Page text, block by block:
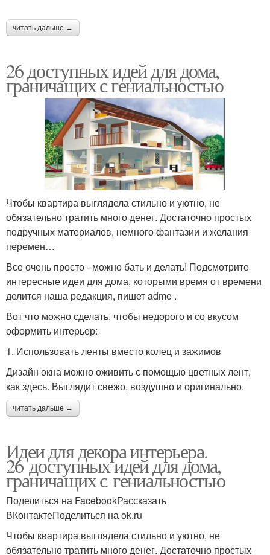
читать дальше →
26 доступных идей для дома,
граничащих с гениальностью
Чтобы квартира выглядела стильно и уютно, не
обязательно тратить много денег. Достаточно простых
подручных материалов, немного фантазии и желания
перемен…
Все очень просто - можно бать и делать! Подсмотрите
интересные идеи для дома, которыми время от времени
делится наша редакция, пишет adme .
Вот что можно сделать, чтобы недорого и со вкусом
оформить интерьер:
1. Использовать ленты вместо колец и зажимов
Дизайн окна можно оживить с помощью цветных лент,
как здесь. Выглядит свежо, воздушно и оригинально.
читать дальше →
Идеи для декора интерьера.
26 доступных идей для дома,
граничащих с гениальностью
Поделиться на FacebookРассказать
ВКонтактеПоделиться на ok.ru
Чтобы квартира выглядела стильно и уютно, не
обязательно тратить много денег. Достаточно простых